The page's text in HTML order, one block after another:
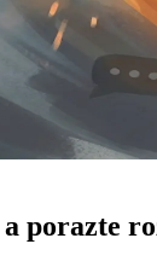
a porazte